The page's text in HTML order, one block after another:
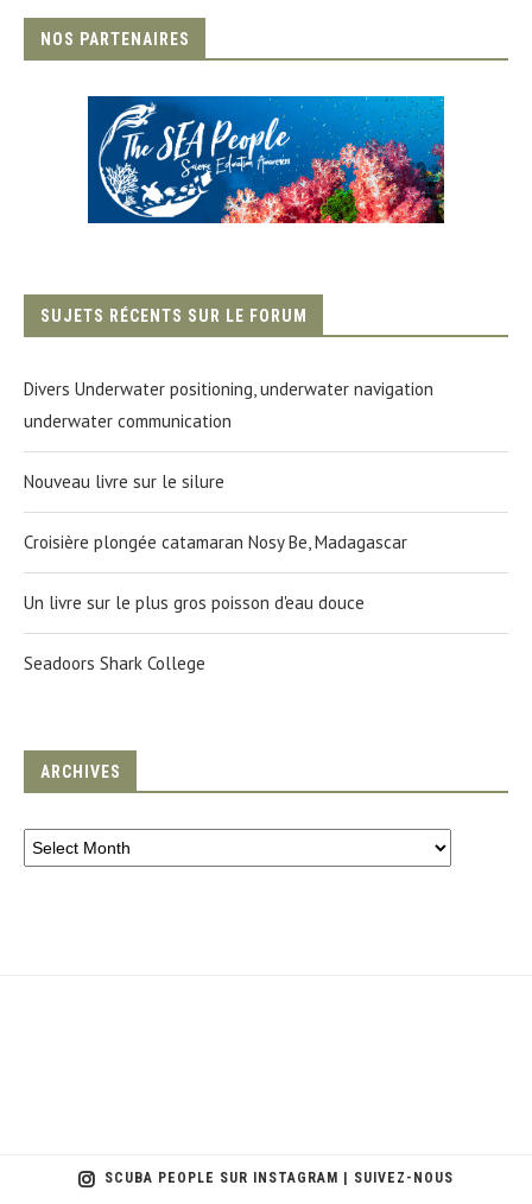
NOS PARTENAIRES
SUJETS RÉCENTS SUR LE FORUM
Divers Underwater positioning, underwater navigation
underwater communication
Nouveau livre sur le silure
Croisière plongée catamaran Nosy Be, Madagascar
Un livre sur le plus gros poisson d'eau douce
Seadoors Shark College
ARCHIVES
SCUBA PEOPLE SUR INSTAGRAM | SUIVEZ-NOUS